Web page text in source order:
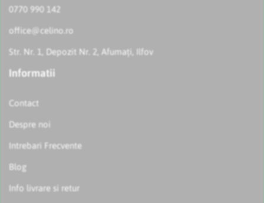
0770 990 142
office@celino.ro
Str. Nr. 1, Depozit Nr. 2, Afumați, Ilfov
Informatii
Contact
Despre noi
Intrebari Frecvente
Blog
Info livrare si retur